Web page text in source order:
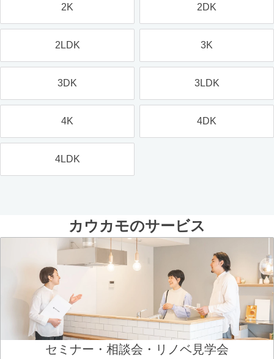
2K 2DK
2LDK 3K
3DK 3LDK
4K 4DK
4LDK
カウカモのサービス
セミナー・相談会・リノベ見学会